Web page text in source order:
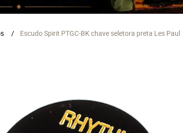
Escudo Spirit PTGC-BK chave seletora preta Les Paul